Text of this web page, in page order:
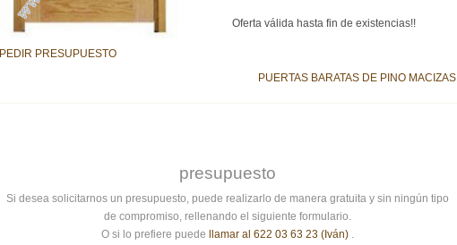
PEDIR PRESUPUESTO
Oferta válida hasta fin de existencias!!
PUERTAS BARATAS DE PINO MACIZAS
presupuesto
Si desea solicitarnos un presupuesto, puede realizarlo de manera gratuita y sin ningún tipo
de compromiso, rellenando el siguiente formulario.
O si lo prefiere puede
llamar al 622 03 63 23 (Iván) .